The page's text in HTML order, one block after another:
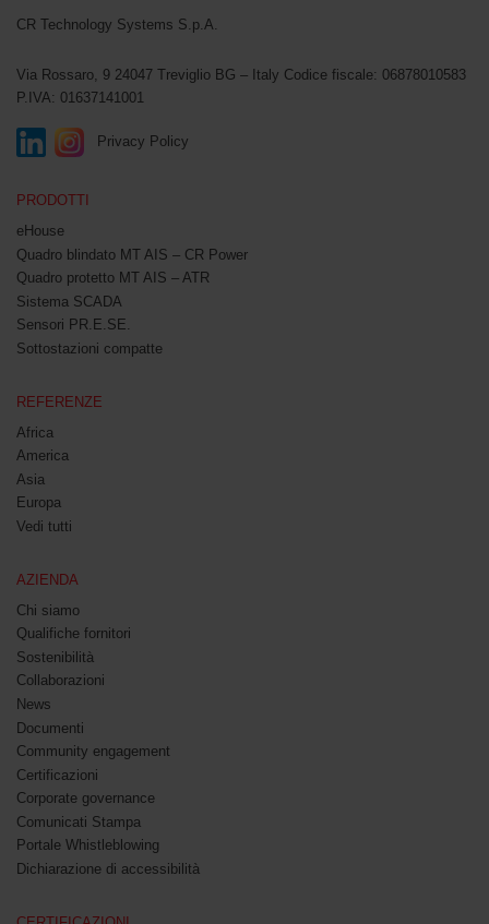
CR Technology Systems S.p.A.
Via Rossaro, 9 24047 Treviglio BG – Italy Codice fiscale: 06878010583
P.IVA: 01637141001
Privacy Policy
PRODOTTI
eHouse
Quadro blindato MT AIS – CR Power
Quadro protetto MT AIS – ATR
Sistema SCADA
Sensori PR.E.SE.
Sottostazioni compatte
REFERENZE
Africa
America
Asia
Europa
Vedi tutti
AZIENDA
Chi siamo
Qualifiche fornitori
Sostenibilità
Collaborazioni
News
Documenti
Community engagement
Certificazioni
Corporate governance
Comunicati Stampa
Portale Whistleblowing
Dichiarazione di accessibilità